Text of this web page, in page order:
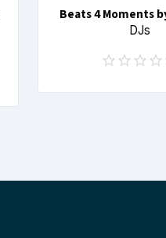
Beats 4 Moments
DJs